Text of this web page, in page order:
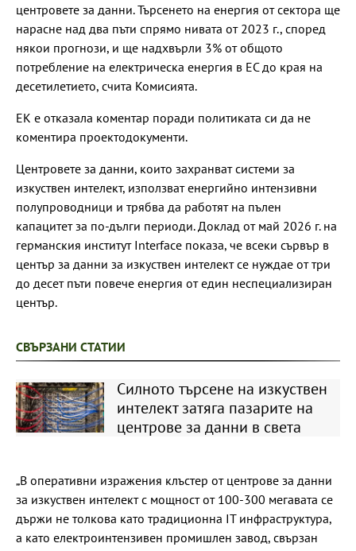
центровете за данни. Търсенето на енергия от сектора ще
нарасне над два пъти спрямо нивата от 2023 г., според
някои прогнози, и ще надхвърли 3% от общото
потребление на електрическа енергия в ЕС до края на
десетилетието, счита Комисията.
ЕК е отказала коментар поради политиката си да не
коментира проектодокументи.
Центровете за данни, които захранват системи за
изкуствен интелект, използват енергийно интензивни
полупроводници и трябва да работят на пълен
капацитет за по-дълги периоди. Доклад от май 2026 г. на
германския институт Interface показа, че всеки сървър в
център за данни за изкуствен интелект се нуждае от три
до десет пъти повече енергия от един неспециализиран
център.
СВЪРЗАНИ СТАТИИ
Силното търсене на изкуствен
интелект затяга пазарите на
центрове за данни в света
„В оперативни изражения клъстер от центрове за данни
за изкуствен интелект с мощност от 100-300 мегавата се
държи не толкова като традиционна IT инфраструктура,
а като електроинтензивен промишлен завод, свързан